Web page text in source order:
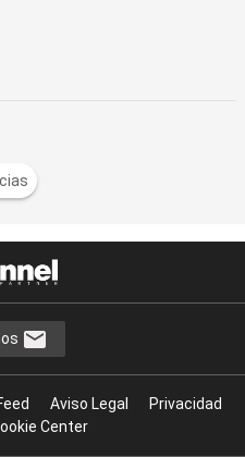
Aviso Legal
Privacidad
Center